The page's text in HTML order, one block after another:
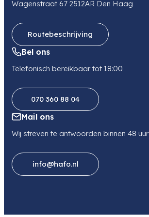
0505499949
Wagenstraat 67 2512AR Den Haag
Routebeschrijving
Bel ons
Telefonisch bereikbaar tot 18:00
070 360 88 04
Mail ons
Wij streven te antwoorden binnen 48 uur
info@hafo.nl